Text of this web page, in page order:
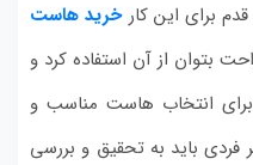
برای این کارخرید هاست
بتوان از آن استفاده کرد و
برای انتخاب هاست مناسب و
باید به تحقیق و بررسی